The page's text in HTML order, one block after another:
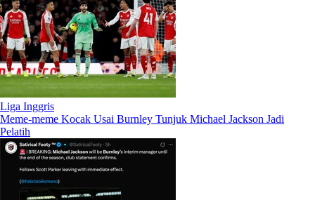
Liga Inggris
Meme-meme Kocak Usai Burnley Tunjuk Michael Jackson Jadi
Pelatih